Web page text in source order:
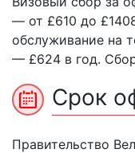
— от £610 до
обслуживание на
— £624 в год.
Срок
Правительство